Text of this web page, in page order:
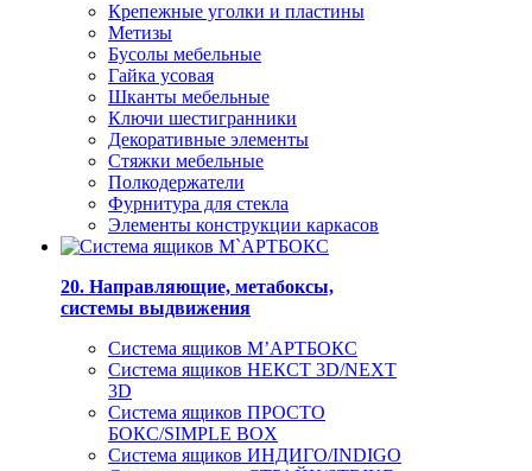
Крепежные уголки и пластины
Метизы
Бусолы мебельные
Гайка усовая
Шканты мебельные
Ключи шестигранники
Декоративные элементы
Стяжки мебельные
Полкодержатели
Фурнитура для стекла
Элементы конструкции каркасов
20. Направляющие, метабоксы,
системы выдвижения
Система ящиков М’АРТБОКС
Система ящиков НЕКСТ 3D/NEXT
3D
Система ящиков ПРОСТО
БОКС/SIMPLE BOX
Система ящиков ИНДИГО/INDIGO